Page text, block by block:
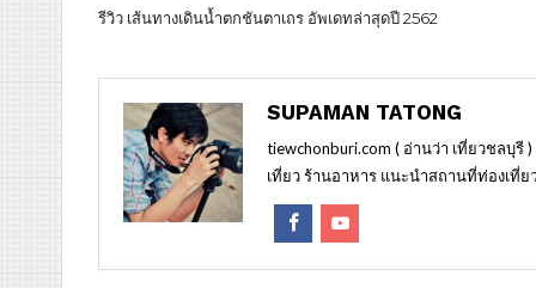
รีวิว เส้นทางเดินน้ำตกชันตาเถร อัพเดทล่าสุดปี 2562
SUPAMAN TATONG
tiewchonburi.com ( อ่านว่า เที่ยวชลบุ
เที่ยว ร้านอาหาร แนะนำสถานที่ท่องเที่